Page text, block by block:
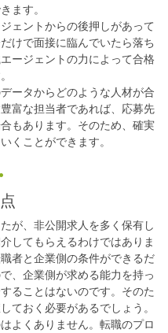
ます。
ェントからの後押しがあって
けで面接に臨んでいたら落ち
ージェントの力によって合格
ータからどのような人材が合
富な担当者であれば、応募先
もあります。そのため、確実
くことができます。
が、非公開求人を多く保有し
してもらえるわけではありま
者と企業側の条件ができるだ
、企業側が求める能力を持っ
ることはないのです。そのた
ておく必要があるでしょう。
よくありません。転職のプロ